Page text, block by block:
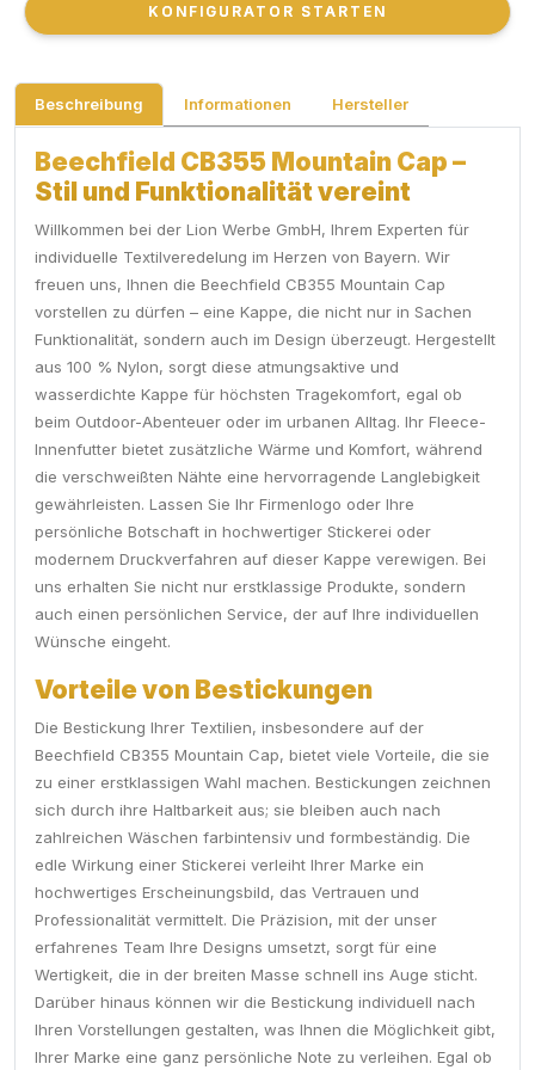
KONFIGURATOR STARTEN
KONFIGURATOR STARTEN
Beschreibung Informationen Hersteller
Beechfield CB355 Mountain Cap –
Stil und Funktionalität vereint
Willkommen bei der Lion Werbe GmbH, Ihrem Experten für
individuelle Textilveredelung im Herzen von Bayern. Wir
freuen uns, Ihnen die Beechfield CB355 Mountain Cap
vorstellen zu dürfen – eine Kappe, die nicht nur in Sachen
Funktionalität, sondern auch im Design überzeugt. Hergestellt
aus 100 % Nylon, sorgt diese atmungsaktive und
wasserdichte Kappe für höchsten Tragekomfort, egal ob
beim Outdoor-Abenteuer oder im urbanen Alltag. Ihr Fleece-
Innenfutter bietet zusätzliche Wärme und Komfort, während
die verschweißten Nähte eine hervorragende Langlebigkeit
gewährleisten. Lassen Sie Ihr Firmenlogo oder Ihre
persönliche Botschaft in hochwertiger Stickerei oder
modernem Druckverfahren auf dieser Kappe verewigen. Bei
uns erhalten Sie nicht nur erstklassige Produkte, sondern
auch einen persönlichen Service, der auf Ihre individuellen
Wünsche eingeht.
Vorteile von Bestickungen
Die Bestickung Ihrer Textilien, insbesondere auf der
Beechfield CB355 Mountain Cap, bietet viele Vorteile, die sie
zu einer erstklassigen Wahl machen. Bestickungen zeichnen
sich durch ihre Haltbarkeit aus; sie bleiben auch nach
zahlreichen Wäschen farbintensiv und formbeständig. Die
edle Wirkung einer Stickerei verleiht Ihrer Marke ein
hochwertiges Erscheinungsbild, das Vertrauen und
Professionalität vermittelt. Die Präzision, mit der unser
erfahrenes Team Ihre Designs umsetzt, sorgt für eine
Wertigkeit, die in der breiten Masse schnell ins Auge sticht.
Darüber hinaus können wir die Bestickung individuell nach
Ihren Vorstellungen gestalten, was Ihnen die Möglichkeit gibt,
Ihrer Marke eine ganz persönliche Note zu verleihen. Egal ob